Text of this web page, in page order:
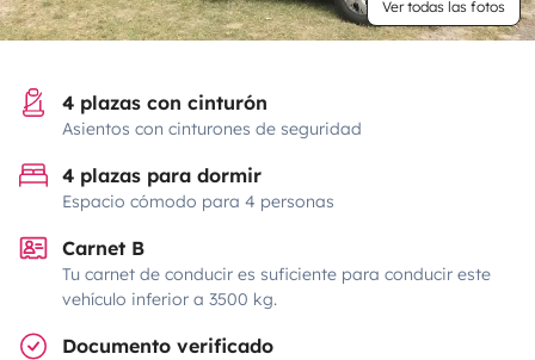
Ver todas las fotos
4 plazas con cinturón
Asientos con cinturones de seguridad
4 plazas para dormir
Espacio cómodo para 4 personas
Carnet B
Tu carnet de conducir es suficiente para conducir este
vehículo inferior a 3500 kg.
Documento verificado